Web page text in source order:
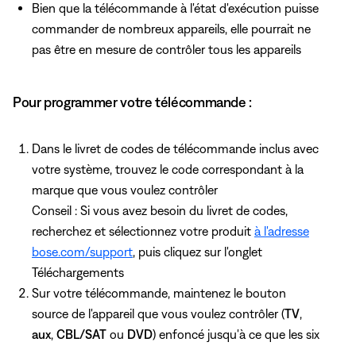
Bien que la télécommande à l'état d'exécution puisse
commander de nombreux appareils, elle pourrait ne
pas être en mesure de contrôler tous les appareils
Pour programmer votre télécommande :
Dans le livret de codes de télécommande inclus avec
votre système, trouvez le code correspondant à la
marque que vous voulez contrôler
Conseil : Si vous avez besoin du livret de codes,
recherchez et sélectionnez votre produit à l'adresse
bose.com/support, puis cliquez sur l'onglet
Téléchargements
Sur votre télécommande, maintenez le bouton
source de l'appareil que vous voulez contrôler (TV,
aux, CBL/SAT ou DVD) enfoncé jusqu'à ce que les six